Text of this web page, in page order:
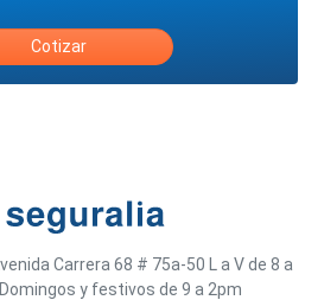
Cotizar
Carrera 68 # 75a-50
L a V de 8 a
y festivos de 9 a 2pm